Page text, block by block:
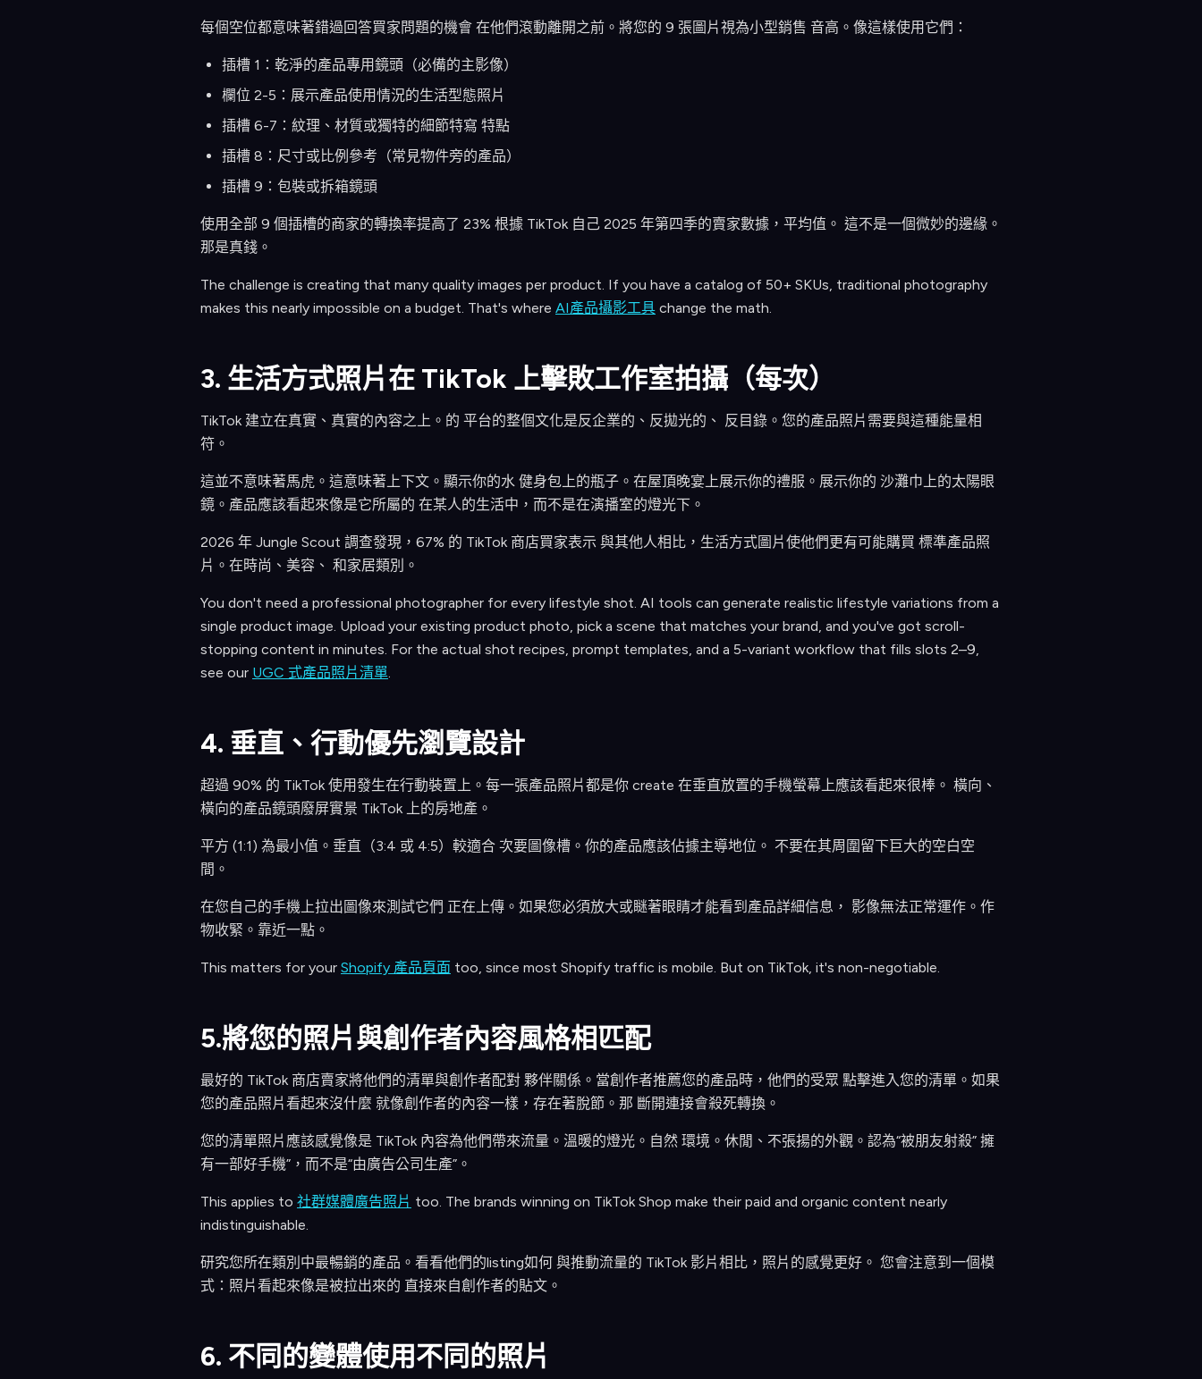
每個空位都意味著錯過回答買家問題的機會 在他們滾動離開之前。將您的 9 張圖片視為小型銷售 音高。像這樣使用它們：
插槽 1：乾淨的產品專用鏡頭（必備的主影像）
欄位 2-5：展示產品使用情況的生活型態照片
插槽 6-7：紋理、材質或獨特的細節特寫 特點
插槽 8：尺寸或比例參考（常見物件旁的產品）
插槽 9：包裝或拆箱鏡頭
使用全部 9 個插槽的商家的轉換率提高了 23% 根據 TikTok 自己 2025 年第四季的賣家數據，平均值。 這不是一個微妙的邊緣。
那是真錢。
The challenge is creating that many quality images per product. If you have a catalog of 50+ SKUs, traditional photography
makes this nearly impossible on a budget. That's where AI產品攝影工具 change the math.
3. 生活方式照片在 TikTok 上擊敗工作室拍攝（每次）
TikTok 建立在真實、真實的內容之上。的 平台的整個文化是反企業的、反拋光的、 反目錄。您的產品照片需要與這種能量相
符。
這並不意味著馬虎。這意味著上下文。顯示你的水 健身包上的瓶子。在屋頂晚宴上展示你的禮服。展示你的 沙灘巾上的太陽眼
鏡。產品應該看起來像是它所屬的 在某人的生活中，而不是在演播室的燈光下。
2026 年 Jungle Scout 調查發現，67% 的 TikTok 商店買家表示 與其他人相比，生活方式圖片使他們更有可能購買 標準產品照
片。在時尚、美容、 和家居類別。
You don't need a professional photographer for every lifestyle shot. AI tools can generate realistic lifestyle variations from a
single product image. Upload your existing product photo, pick a scene that matches your brand, and you've got scroll-
stopping content in minutes. For the actual shot recipes, prompt templates, and a 5-variant workflow that fills slots 2–9,
see our UGC 式產品照片清單.
4. 垂直、行動優先瀏覽設計
超過 90% 的 TikTok 使用發生在行動裝置上。每一張產品照片都是你 create 在垂直放置的手機螢幕上應該看起來很棒。 橫向、
橫向的產品鏡頭廢屏實景 TikTok 上的房地產。
平方 (1:1) 為最小值。垂直（3:4 或 4:5）較適合 次要圖像槽。你的產品應該佔據主導地位。 不要在其周圍留下巨大的空白空
間。
在您自己的手機上拉出圖像來測試它們 正在上傳。如果您必須放大或瞇著眼睛才能看到產品詳細信息， 影像無法正常運作。作
物收緊。靠近一點。
This matters for your Shopify 產品頁面 too, since most Shopify traffic is mobile. But on TikTok, it's non-negotiable.
5.將您的照片與創作者內容風格相匹配
最好的 TikTok 商店賣家將他們的清單與創作者配對 夥伴關係。當創作者推薦您的產品時，他們的受眾 點擊進入您的清單。如果
您的產品照片看起來沒什麼 就像創作者的內容一樣，存在著脫節。那 斷開連接會殺死轉換。
您的清單照片應該感覺像是 TikTok 內容為他們帶來流量。溫暖的燈光。自然 環境。休閒、不張揚的外觀。認為“被朋友射殺” 擁
有一部好手機”，而不是“由廣告公司生產”。
This applies to 社群媒體廣告照片 too. The brands winning on TikTok Shop make their paid and organic content nearly
indistinguishable.
研究您所在類別中最暢銷的產品。看看他們的listing如何 與推動流量的 TikTok 影片相比，照片的感覺更好。 您會注意到一個模
式：照片看起來像是被拉出來的 直接來自創作者的貼文。
6. 不同的變體使用不同的照片